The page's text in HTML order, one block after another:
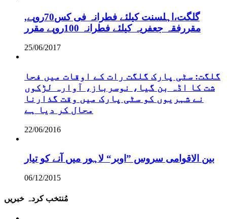
,گلگت،اہلسنت کیلئے فطرانہ فی کس70روپے
مقررفقہ جعفریہ کیلئے فطرانہ 100روپے مقرر
25/06/2017
گلگت: سٹی پارک گلگت رات کے اوقات میں فحا
شت کا اڈہ بن گیا، نوسرباز، آوارہ لڑکوں
نے شہریوں کو سٹی پارک میں وقت گذارنا
محال کر دیا ہے
22/06/2016
بین الاقوامی سروس ”اوبر“ لاہور میں آنے کو تیار
06/12/2015
مُنتخب کردہ خبریں